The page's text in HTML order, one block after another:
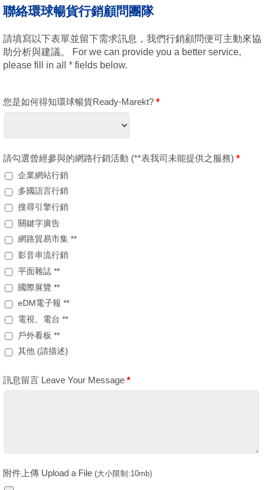
聯絡環球暢貨行銷顧問團隊
請填寫以下表單並留下需求訊息，我們行銷顧問便可主動來協
助分析與建議。 For we can provide you a better service,
please fill in all * fields below.
您是如何得知環球暢貨Ready-Marekt? *
請勾選曾經參與的網路行銷活動 (**表我司未能提供之服務) *
企業網站行銷
多國語言行銷
搜尋引擎行銷
關鍵字廣告
網路貿易市集 **
影音串流行銷
平面雜誌 **
國際展覽 **
eDM電子報 **
電視、電台 **
戶外看板 **
其他 (請描述)
訊息留言 Leave Your Message *
附件上傳 Upload a File (大小限制:10mb)